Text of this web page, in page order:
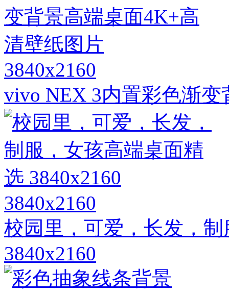
3840x2160
vivo NEX 3内置彩色渐
3840x2160
校园里，可爱，长发，
3840x2160